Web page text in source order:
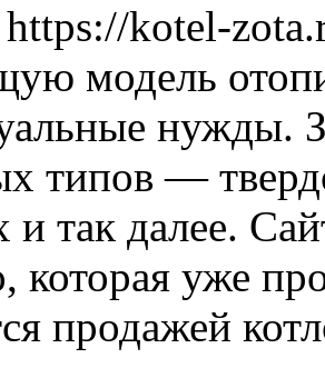
https://kotel-
модель
нужды.
типов —
и так далее.
которая уже
продажей